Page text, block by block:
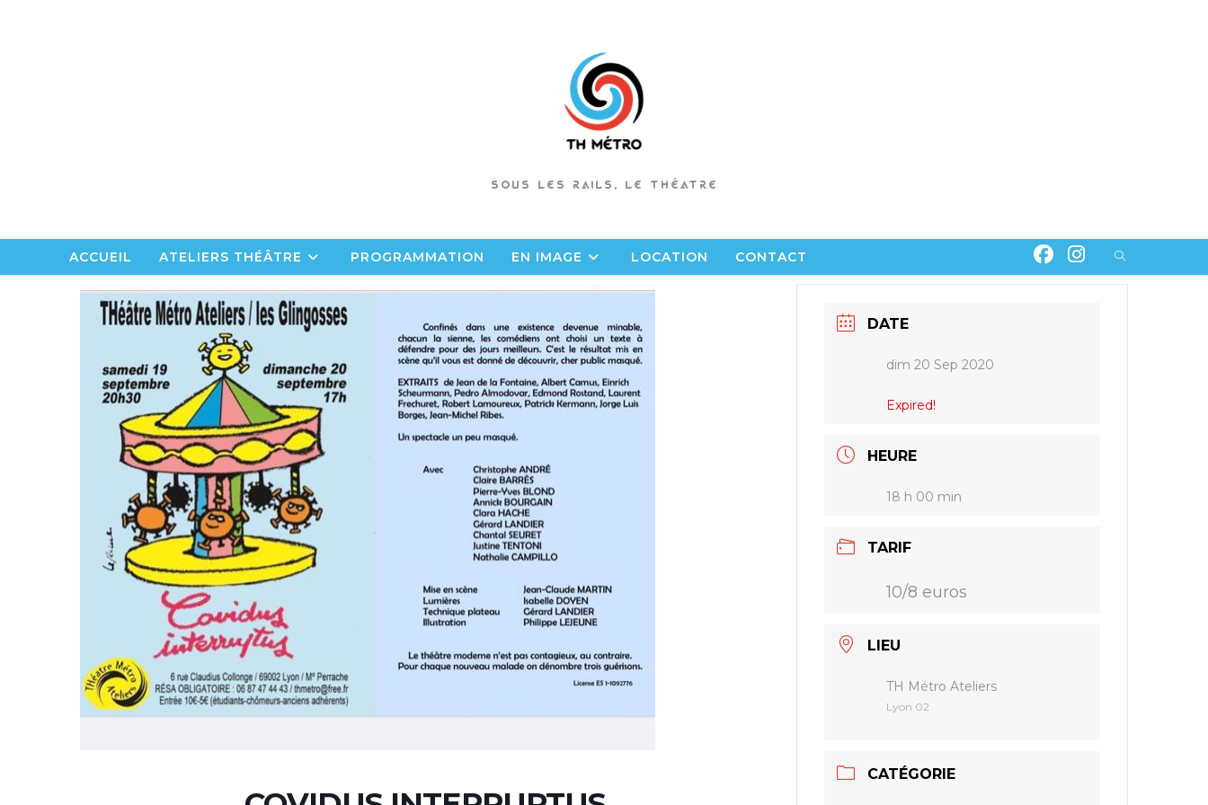
SOUS LES RAILS, LE THÉATRE
ACCUEIL ATELIERS THÉÂTRE PROGRAMMATION EN IMAGE LOCATION CONTACT
DATE
dim 20 Sep 2020
Expired!
HEURE
18 h 00 min
TARIF
10/8 euros
LIEU
TH Métro Ateliers
Lyon 02
CATÉGORIE